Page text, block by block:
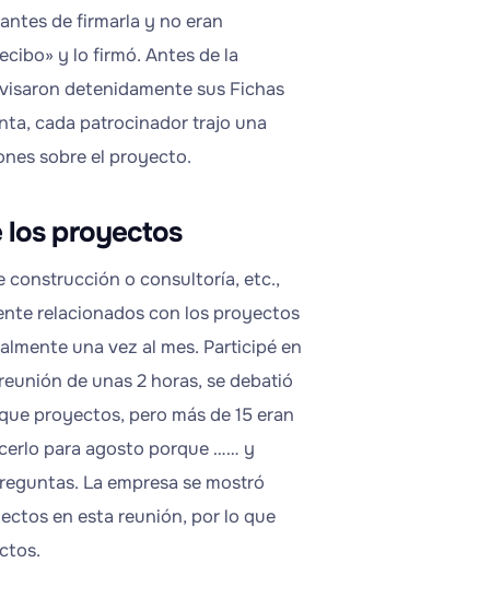
de firmarla y no eran
y lo firmó. Antes de la
detenidamente sus Fichas
cada patrocinador trajo una
sobre el proyecto.
los proyectos
construcción o consultoría, etc.,
relacionados con los proyectos
una vez al mes. Participé en
de unas 2 horas, se debatió
proyectos, pero más de 15 eran
para agosto porque …… y
La empresa se mostró
en esta reunión, por lo que